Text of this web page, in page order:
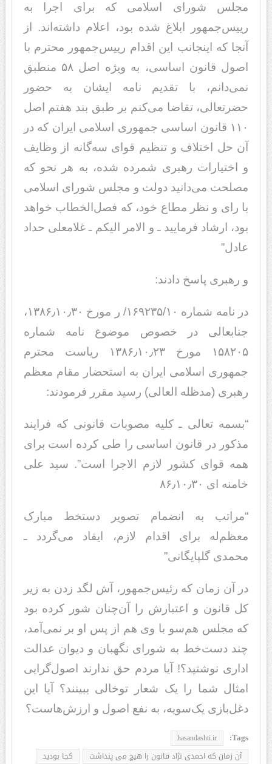
مجلس شورای اسلامی که برای اجرا به
رییس‌جمهور ابلاغ شده بود، اعلام داشته‌اند. از
آنجا که اینجانب این اقدام رییس‌جمهور محترم با
اصول قانون اساسی، به ویژه اصل ۵۸ منطبق
نمی‌دانم، با تقدیم نامه ایشان به حضور
حضرتعالی، تقاضا می‌کنم بر طبق بند هفتم اصل
۱۱۰ قانون اساسی جمهوری‌ اسلامی ایران که در
آن حل اختلاف و تنظیم قوای سه‌گانه از وظایف
و اختیارات رهبری شمرده شده، به هر نحو که
مصلحت می‌دانید دولت و مجلس شورای اسلامی
با رای و نظر مطاع خود، که فصل‌الخطاب خواهد
بود، ارشاد فرمایید ـ و الامر الیکم ـ غلامعلی حداد
عادل”
و رهبری پاسخ دادند:
در نامه شماره ۱۶۹۲۳۵/۱۰/ ر مورخ ۱۳۸۶٫۱۰٫۳۰،
جنابعالی در خصوص موضوع نامه شماره
۱۵۸۲۰۵ مورخ ۱۳۸۶٫۱۰٫۲۳ ریاست محترم
جمهوری اسلامی ایران به استحضار مقام معظم
رهبری (مدظله العالی) رسید مقرر فرمودند:
“بسمه تعالی ـ کلیه مصوبات قانونی که فرایند
مذکور در قانون اساسی را طی کرده است برای
همه قوای کشور لازم الاجرا است”. سید علی
خامنه ای ۸۶٫۱۰٫۳۰
“مراتب به انضمام تصویر دستخط مبارک
معظم‌له برای اقدام لازم، ایفاد می‌گردد ـ
محمدی گلپایگانی”
در آن زمان که رئیس‌جمهور، آش لگد زدن به زیر
کل قانون و اعتبارش را آن‌چنان شور کرده بود
که مجلس هم‌سو با وی هم از پس او بر نمی‌آمد،
چند دست‌خط به شورای نگهبان و دیوان عدالت
اداری نوشتید؟! آیا مردم حق ندارند اصول‌گرایی
امثال شما را یک شعار توخالی ببینند؟ آیا این
دغل‌بازی یک‌سویه، به نفع اصول و ارزش‌هاست؟
Tags:
hasandashti.ir
آن زمان که احمدی نژاد قانون را هیچ می پنداشت
کجا بودید